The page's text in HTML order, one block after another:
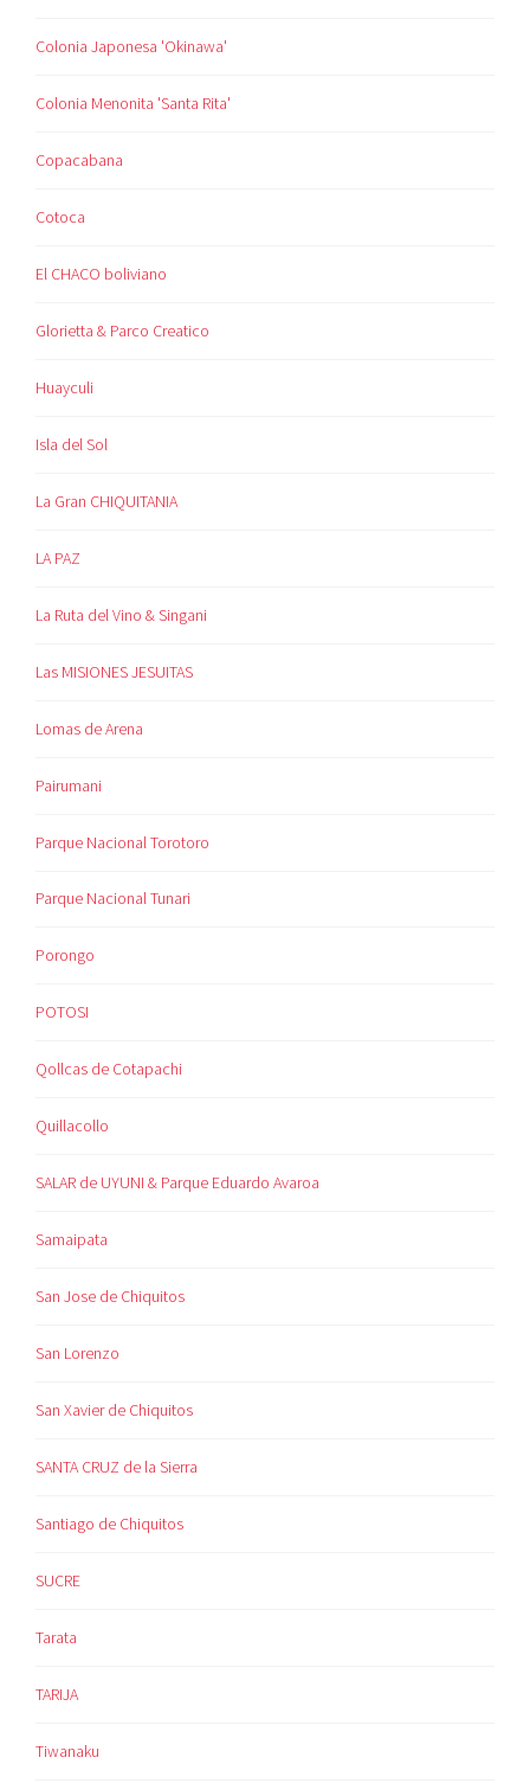
Colonia Japonesa 'Okinawa'
Colonia Menonita 'Santa Rita'
Copacabana
Cotoca
El CHACO boliviano
Glorietta & Parco Creatico
Huayculi
Isla del Sol
La Gran CHIQUITANIA
LA PAZ
La Ruta del Vino & Singani
Las MISIONES JESUITAS
Lomas de Arena
Pairumani
Parque Nacional Torotoro
Parque Nacional Tunari
Porongo
POTOSI
Qollcas de Cotapachi
Quillacollo
SALAR de UYUNI & Parque Eduardo Avaroa
Samaipata
San Jose de Chiquitos
San Lorenzo
San Xavier de Chiquitos
SANTA CRUZ de la Sierra
Santiago de Chiquitos
SUCRE
Tarata
TARIJA
Tiwanaku